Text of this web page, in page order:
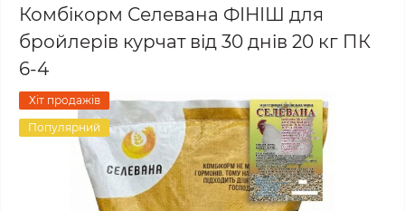
Комбікорм Селевана ФІНІШ для
бройлерів курчат від 30 днів 20 кг ПК
6-4
Хіт продажів
Популярний